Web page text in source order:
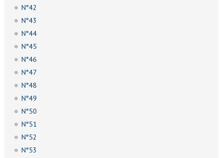
N°42
N°43
N°44
N°45
N°46
N°47
N°48
N°49
N°50
N°51
N°52
N°53